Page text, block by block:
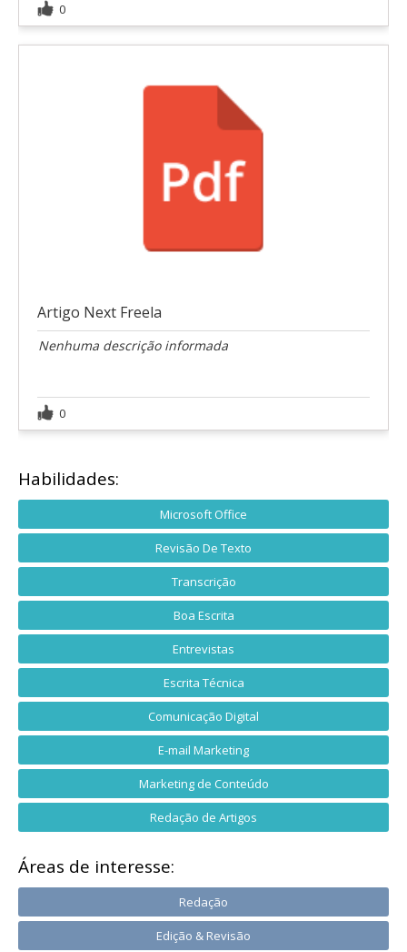
0
Artigo Next Freela
Nenhuma descrição informada
0
Habilidades:
Microsoft Office
Revisão De Texto
Transcrição
Boa Escrita
Entrevistas
Escrita Técnica
Comunicação Digital
E-mail Marketing
Marketing de Conteúdo
Redação de Artigos
Áreas de interesse:
Redação
Edição & Revisão